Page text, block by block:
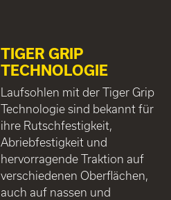
TIGER GRIP
TECHNOLOGIE
Laufsohlen mit der Tiger Grip
Technologie sind bekannt für
ihre Rutschfestigkeit,
Abriebfestigkeit und
hervorragende Traktion auf
verschiedenen Oberflächen,
auch auf nassen und